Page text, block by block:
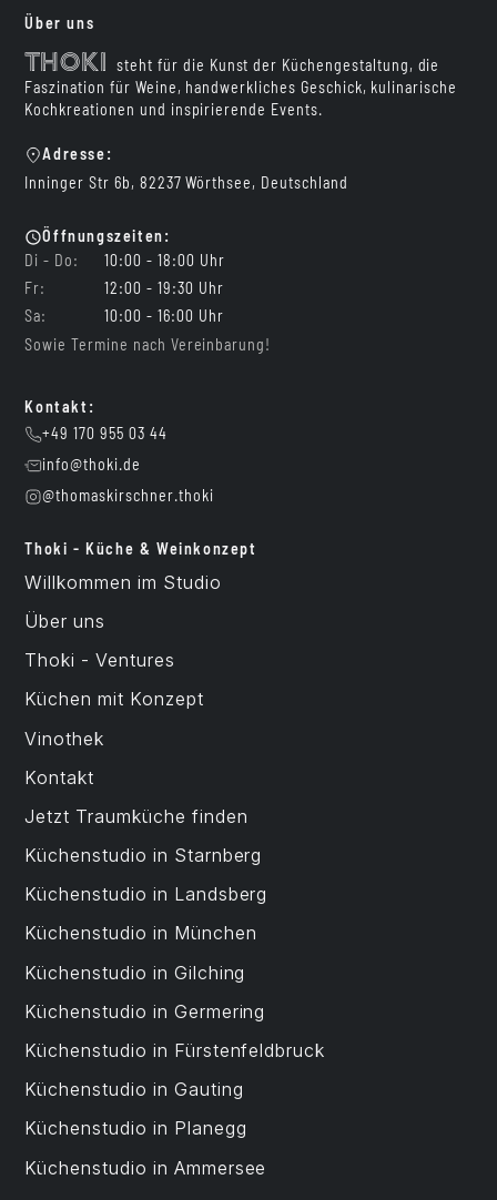
Über uns
Thoki
steht für die Kunst der Küchengestaltung, die
Faszination für Weine, handwerkliches Geschick, kulinarische
Kochkreationen und inspirierende Events.
Adresse:
Inninger Str 6b, 82237 Wörthsee, Deutschland
Öffnungszeiten:
Di - Do:
10:00 - 18:00 Uhr
Fr:
12:00 - 19:30 Uhr
Sa:
10:00 - 16:00 Uhr
Sowie Termine nach Vereinbarung!
Kontakt:
+49 170 955 03 44
info@thoki.de
@thomaskirschner.thoki
Thoki - Küche & Weinkonzept
Willkommen im Studio
Über uns
Thoki - Ventures
Küchen mit Konzept
Vinothek
Kontakt
Jetzt Traumküche finden
Küchenstudio in Starnberg
Küchenstudio in Landsberg
Küchenstudio in München
Küchenstudio in Gilching
Küchenstudio in Germering
Küchenstudio in Fürstenfeldbruck
Küchenstudio in Gauting
Küchenstudio in Planegg
Küchenstudio in Ammersee